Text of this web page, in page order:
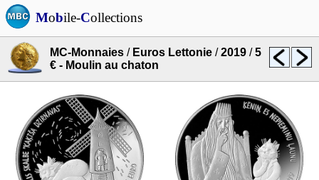
Mobile-Collections
MC-Monnaies / Euros Lettonie /2019 /5
€ - Moulin au chaton